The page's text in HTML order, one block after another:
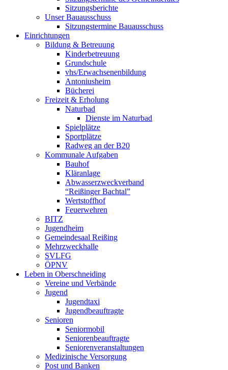
Sitzungsberichte
Unser Bauausschuss
Sitzungstermine Bauausschuss
Einrichtungen
Bildung & Betreuung
Kinderbetreuung
Grundschule
vhs/Erwachsenenbildung
Antoniusheim
Bücherei
Freizeit & Erholung
Naturbad
Dienste im Naturbad
Spielplätze
Sportplätze
Radweg an der B20
Kommunale Aufgaben
Bauhof
Kläranlage
Abwasserzweckverband
“Reißinger Bachtal”
Wertstoffhof
Feuerwehren
BITZ
Jugendheim
Gemeindesaal Reißing
Mehrzweckhalle
SVLFG
ÖPNV
Leben in Oberschneiding
Vereine und Verbände
Jugend
Jugendtaxi
Jugendbeauftragte
Senioren
Seniormobil
Seniorenbeauftragte
Seniorenveranstaltungen
Medizinische Versorgung
Post und Banken